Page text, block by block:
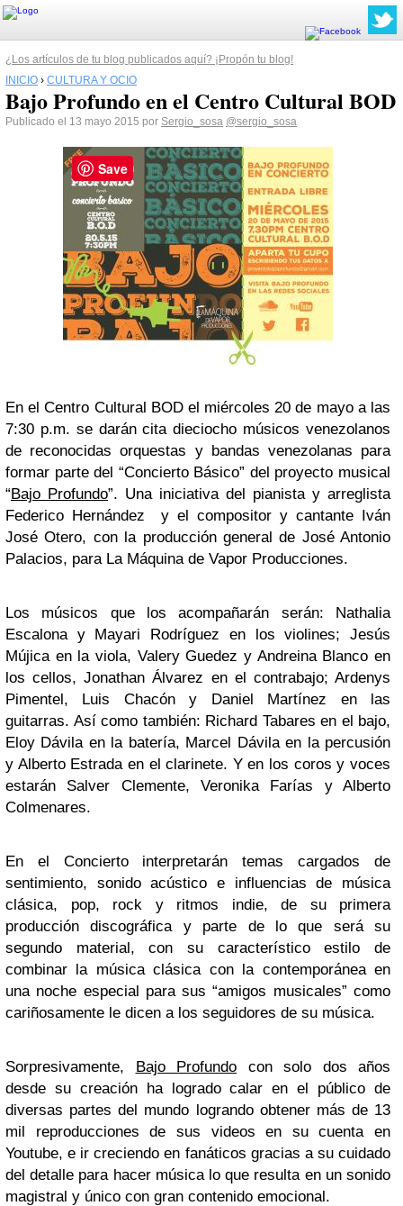
¿Los artículos de tu blog publicados aquí? ¡Propón tu blog!
INICIO › CULTURA Y OCIO
Bajo Profundo en el Centro Cultural BOD
Publicado el 13 mayo 2015 por Sergio_sosa @sergio_sosa
En el Centro Cultural BOD el miércoles 20 de mayo a las
7:30 p.m. se darán cita dieciocho músicos venezolanos
de reconocidas orquestas y bandas venezolanas para
formar parte del “Concierto Básico” del proyecto musical
“Bajo Profundo”. Una iniciativa del pianista y arreglista
Federico Hernández y el compositor y cantante Iván
José Otero, con la producción general de José Antonio
Palacios, para La Máquina de Vapor Producciones.
Los músicos que los acompañarán serán: Nathalia
Escalona y Mayari Rodríguez en los violines; Jesús
Mújica en la viola, Valery Guedez y Andreina Blanco en
los cellos, Jonathan Álvarez en el contrabajo; Ardenys
Pimentel, Luis Chacón y Daniel Martínez en las
guitarras. Así como también: Richard Tabares en el bajo,
Eloy Dávila en la batería, Marcel Dávila en la percusión
y Alberto Estrada en el clarinete. Y en los coros y voces
estarán Salver Clemente, Veronika Farías y Alberto
Colmenares.
En el Concierto interpretarán temas cargados de
sentimiento, sonido acústico e influencias de música
clásica, pop, rock y ritmos indie, de su primera
producción discográfica y parte de lo que será su
segundo material, con su característico estilo de
combinar la música clásica con la contemporánea en
una noche especial para sus “amigos musicales” como
cariñosamente le dicen a los seguidores de su música.
Sorpresivamente, Bajo Profundo con solo dos años
desde su creación ha logrado calar en el público de
diversas partes del mundo logrando obtener más de 13
mil reproducciones de sus videos en su cuenta en
Youtube, e ir creciendo en fanáticos gracias a su cuidado
del detalle para hacer música lo que resulta en un sonido
magistral y único con gran contenido emocional.
Save